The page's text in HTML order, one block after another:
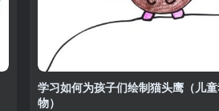
学习如何为孩子们绘制猫头鹰（儿
物）